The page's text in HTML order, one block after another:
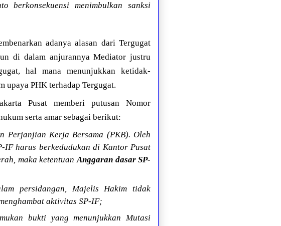
berkonsekuensi menimbulkan sanksi
adanya alasan dari Tergugat
di dalam anjurannya Mediator justru
hal mana menunjukkan ketidak-
upaya PHK terhadap Tergugat.
Pusat memberi putusan Nomor
serta amar sebagai berikut:
Perjanjian Kerja Bersama (PKB). Oleh
IF harus berkedudukan di Kantor Pusat
maka ketentuanAnggaran dasar SP-
persidangan, Majelis Hakim tidak
aktivitas SP-IF;
bukti yang menunjukkan Mutasi